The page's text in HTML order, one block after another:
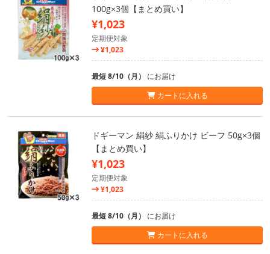
100g×3個【まとめ買い】
¥1,023
定期便対象
¥1,023
最短 8/10（月） にお届け
カートに入れる
ドギーマン 絹紗 絹ふりかけ ビーフ 50g×3個
【まとめ買い】
¥1,023
定期便対象
¥1,023
最短 8/10（月） にお届け
カートに入れる